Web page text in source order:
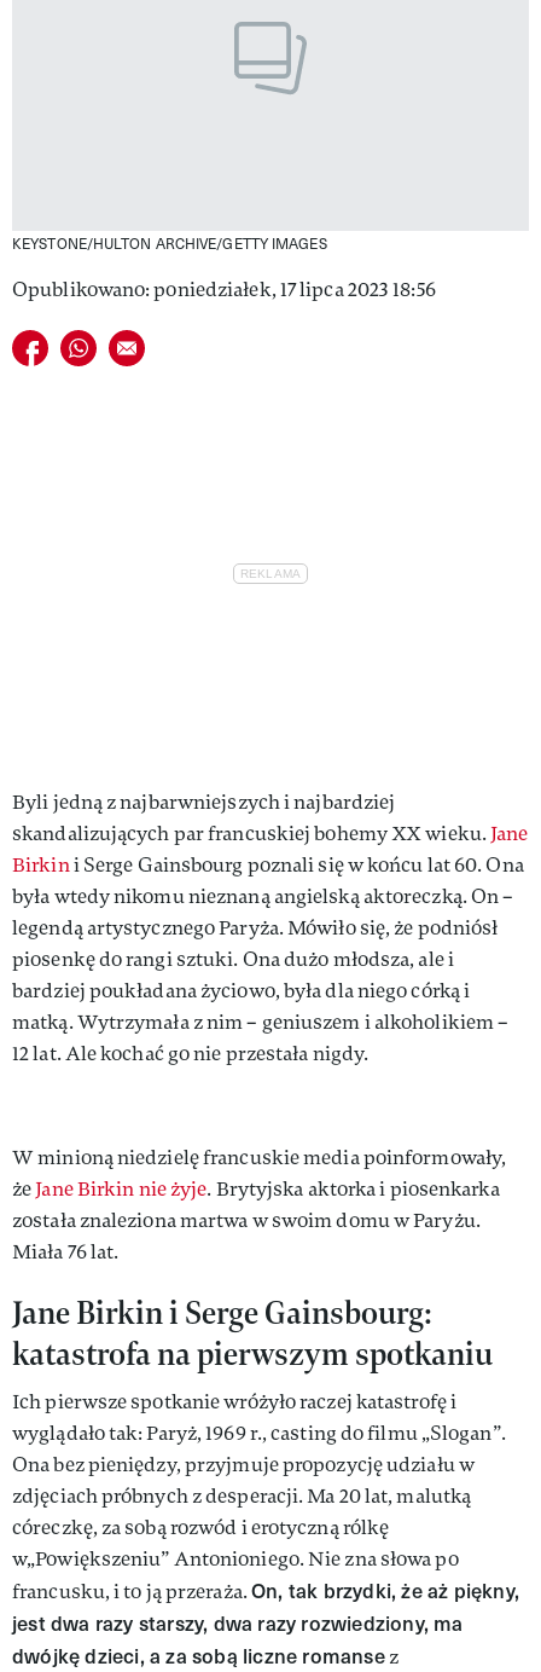
KEYSTONE/HULTON ARCHIVE/GETTY IMAGES
Opublikowano: poniedziałek, 17 lipca 2023 18:56
Udostępnij na facebook
Udostępnij na whatsapp
E-mail do przyjaciela
Byli jedną z najbarwniejszych i najbardziej
skandalizujących par francuskiej bohemy XX wieku. Jane
Birkini Serge Gainsbourg poznali się w końcu lat 60. Ona
była wtedy nikomu nieznaną angielską aktoreczką. On –
legendą artystycznego Paryża. Mówiło się, że podniósł
piosenkę do rangi sztuki. Ona dużo młodsza, ale i
bardziej poukładana życiowo, była dla niego córką i
matką. Wytrzymała z nim – geniuszem i alkoholikiem –
12 lat. Ale kochać go nie przestała nigdy.
W minioną niedzielę francuskie media poinformowały,
żeJane Birkin nie żyje. Brytyjska aktorka i piosenkarka
została znaleziona martwa w swoim domu w Paryżu.
Miała 76 lat.
Jane Birkin i Serge Gainsbourg:
katastrofa na pierwszym spotkaniu
Ich pierwsze spotkanie wróżyło raczej katastrofę i
wyglądało tak: Paryż, 1969 r., casting do filmu „Slogan”.
Ona bez pieniędzy, przyjmuje propozycję udziału w
zdjęciach próbnych z desperacji. Ma 20 lat, malutką
córeczkę, za sobą rozwód i erotyczną rólkę
w„Powiększeniu” Antonioniego. Nie zna słowa po
francusku, i to ją przeraża.On, tak brzydki, że aż piękny,
jest dwa razy starszy, dwa razy rozwiedziony, ma
dwójkę dzieci, a za sobą liczne romansez